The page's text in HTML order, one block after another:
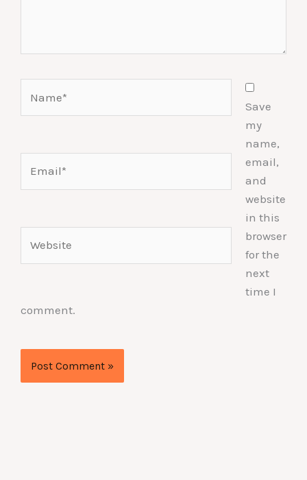
Save
my
name,
email,
and
website
in this
browser
for the
next
time I
comment.